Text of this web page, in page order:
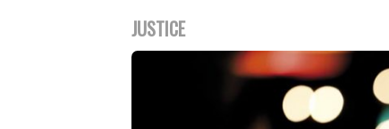
JUSTICE